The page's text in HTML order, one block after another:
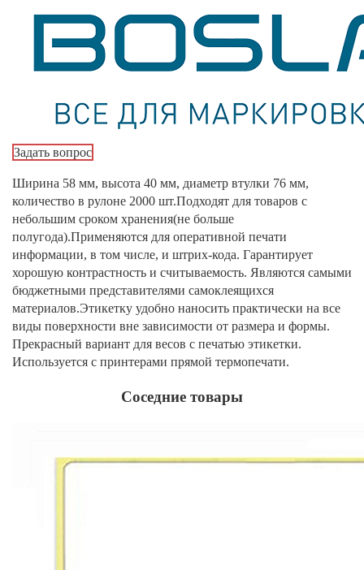
Задать вопрос
Ширина 58 мм, высота 40 мм, диаметр втулки 76 мм,
количество в рулоне 2000 шт.Подходят для товаров с
небольшим сроком хранения(не больше
полугода).Применяются для оперативной печати
информации, в том числе, и штрих-кода. Гарантирует
хорошую контрастность и считываемость. Являются самыми
бюджетными представителями самоклеящихся
материалов.Этикетку удобно наносить практически на все
виды поверхности вне зависимости от размера и формы.
Прекрасный вариант для весов с печатью этикетки.
Используется с принтерами прямой термопечати.
Соседние товары